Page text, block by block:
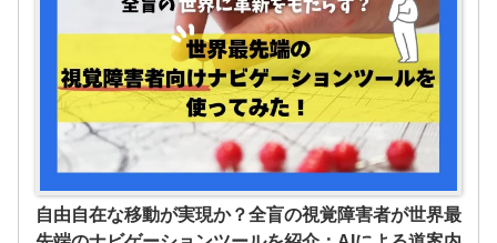
自由自在な移動が実現か？全盲の視覚障害者が世界最